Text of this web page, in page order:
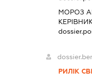
МОРОЗ
КЕРІВНИК
РИЛІК